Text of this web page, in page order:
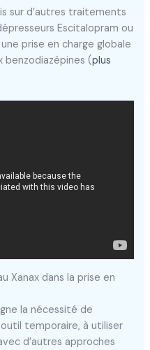
sur d’autres traitements
Escitalopram ou
prise en charge globale
benzodiazépines (plus
Xanax dans la prise en
la nécessité de
temporaire, à utiliser
d’autres approches